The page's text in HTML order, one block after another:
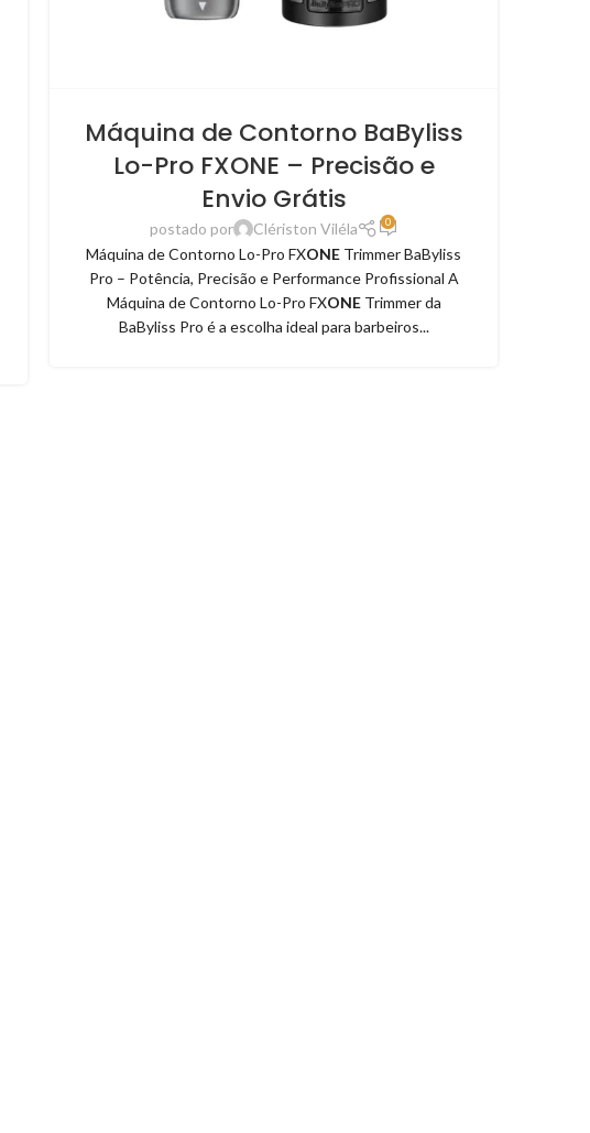
Máquina de Contorno BaByliss
Lo-Pro FXONE – Precisão e
Envio Grátis
postado por Clériston Viléla 0
Máquina de Contorno Lo-Pro FXONE Trimmer BaByliss
Pro – Potência, Precisão e Performance Profissional A
Máquina de Contorno Lo-Pro FXONETrimmer da
BaByliss Pro é a escolha ideal para barbeiros...